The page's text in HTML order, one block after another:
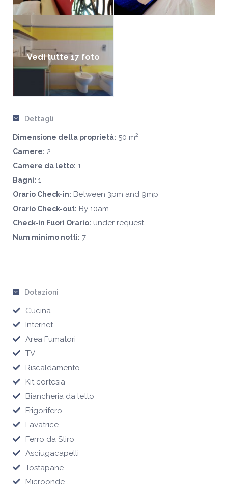
Vedi tutte 17 foto
Dettagli
Dimensione della proprietà: 50 m2
Camere: 2
Camere da letto: 1
Bagni: 1
Orario Check-in: Between 3pm and 9mp
Orario Check-out: By 10am
Check-in Fuori Orario: under request
Num minimo notti: 7
Dotazioni
Cucina
Internet
Area Fumatori
TV
Riscaldamento
Kit cortesia
Biancheria da letto
Frigorifero
Lavatrice
Ferro da Stiro
Asciugacapelli
Tostapane
Microonde